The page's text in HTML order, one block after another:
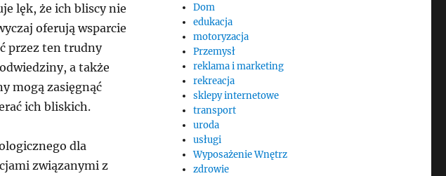
lęk, że ich bliscy nie
oferują wsparcie
przez ten trudny
a także
mogą zasięgnąć
ich bliskich.
dla
związanymi z
Dom
edukacja
motoryzacja
Przemysł
reklama i marketing
rekreacja
sklepy internetowe
transport
uroda
usługi
Wyposażenie Wnętrz
zdrowie